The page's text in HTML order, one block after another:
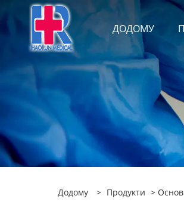
ДОДОМУ
Додому > Продукти >